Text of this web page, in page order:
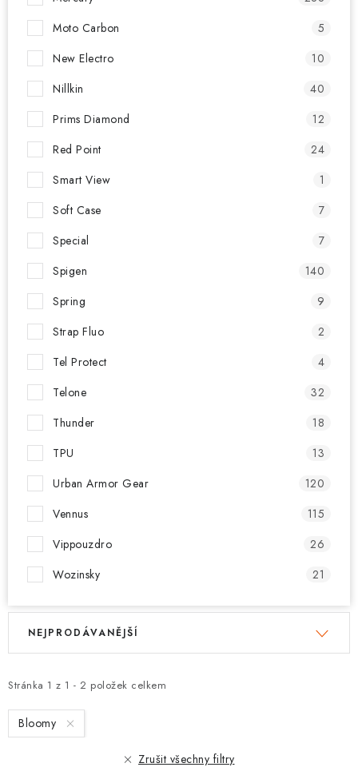
Moto Carbon
5
New Electro
10
Nillkin
40
Prims Diamond
12
Red Point
24
Smart View
1
Soft Case
7
Special
7
Spigen
140
Spring
9
Strap Fluo
2
Tel Protect
4
Telone
32
Thunder
18
TPU
13
Urban Armor Gear
120
Vennus
115
Vippouzdro
26
Wozinsky
21
V
i
s
p
Stránka 1 z 1 - 2 položek celkem
Ř
e
n
í
NEJPRODÁVANĚJŠÍ
Bloomy
Zrušit všechny filtry